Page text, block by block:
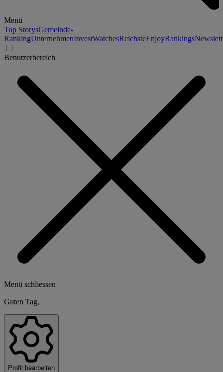
Menü
Top StorysGemeinde-
RankingUnternehmenInvestWatchesReichsteEnjoyRankings
Benutzerbereich
Menü schliessen
Guten Tag,
Profil bearbeiten